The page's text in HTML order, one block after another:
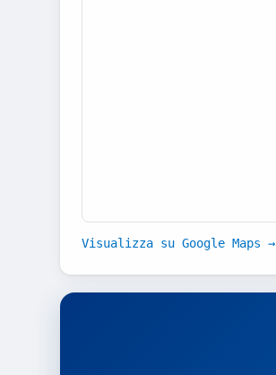
Visualizza su Google Maps →